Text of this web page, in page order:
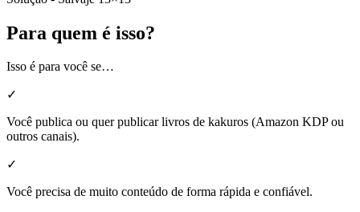
Para quem é isso?
Isso é para você se…
✓
Você publica ou quer publicar livros de kakuros (Amazon KDP ou
outros canais).
✓
Você precisa de muito conteúdo de forma rápida e confiável.